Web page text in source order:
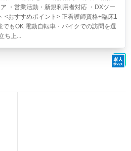
・営業活動・新規利用者対応 ・DXツー
<おすすめポイント> 正看護師資格+臨床1
もOK 電動自転車・バイクでの訪問を選
ち上...